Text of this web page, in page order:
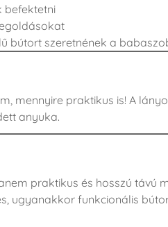
befektetni
bútort szeretnének a
mennyire praktikus is! A
anyuka.
praktikus és hosszú távú
ugyanakkor funkcionális